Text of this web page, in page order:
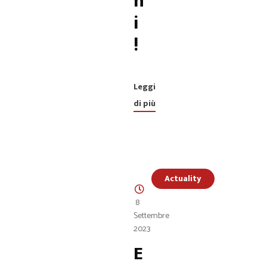
i
!
Leggi
di più
Actuality
8
Settembre
2023
E